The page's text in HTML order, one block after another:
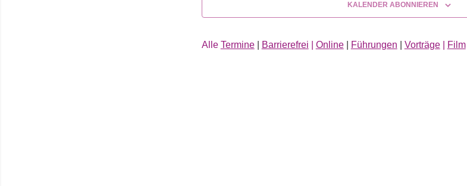
KALENDER ABONNIEREN
Alle Termine| Barrierefrei Online| Führungen Vorträge| Film